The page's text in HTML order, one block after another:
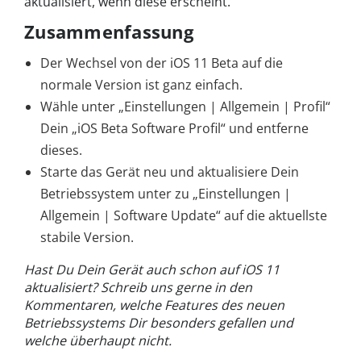
Zusammenfassung
Der Wechsel von der iOS 11 Beta auf die
normale Version ist ganz einfach.
Wähle unter „Einstellungen | Allgemein | Profil“
Dein „iOS Beta Software Profil“ und entferne
dieses.
Starte das Gerät neu und aktualisiere Dein
Betriebssystem unter zu „Einstellungen |
Allgemein | Software Update“ auf die aktuellste
stabile Version.
Hast Du Dein Gerät auch schon auf iOS 11
aktualisiert? Schreib uns gerne in den
Kommentaren, welche Features des neuen
Betriebssystems Dir besonders gefallen und
welche überhaupt nicht.